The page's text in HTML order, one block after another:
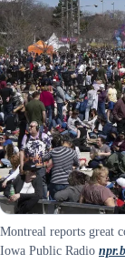
Montreal reports great
Iowa Public Radio